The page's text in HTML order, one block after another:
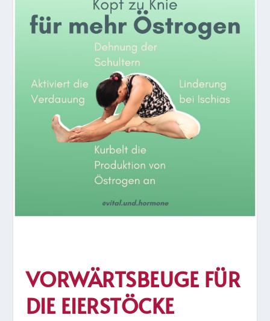
VORWÄRTSBEUGE FÜR
DIE EIERSTÖCKE